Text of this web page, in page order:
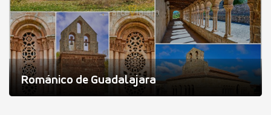
Románico de Guadalajara